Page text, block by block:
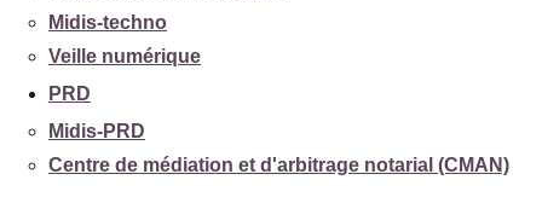
Midis-techno
Veille numérique
PRD
Midis-PRD
Centre de médiation et d'arbitrage notarial (CMAN)